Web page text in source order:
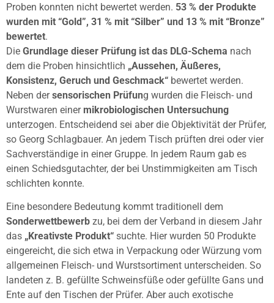
Proben konnten nicht bewertet werden. 53 % der Produkte
wurden mit “Gold”, 31 % mit “Silber” und 13 % mit “Bronze”
bewertet.
Die Grundlage dieser Prüfung ist das DLG-Schema nach
dem die Proben hinsichtlich „Aussehen, Äußeres,
Konsistenz, Geruch und Geschmack“ bewertet werden.
Neben dersensorischen Prüfung wurden die Fleisch- und
Wurstwaren einer mikrobiologischen Untersuchung
unterzogen. Entscheidend sei aber die Objektivität der Prüfer,
so Georg Schlagbauer. An jedem Tisch prüften drei oder vier
Sachverständige in einer Gruppe. In jedem Raum gab es
einen Schiedsgutachter, der bei Unstimmigkeiten am Tisch
schlichten konnte.
Eine besondere Bedeutung kommt traditionell dem
Sonderwettbewerb zu, bei dem der Verband in diesem Jahr
das „Kreativste Produkt“ suchte. Hier wurden 50 Produkte
eingereicht, die sich etwa in Verpackung oder Würzung vom
allgemeinen Fleisch- und Wurstsortiment unterscheiden. So
landeten z. B. gefüllte Schweinsfüße oder gefüllte Gans und
Ente auf den Tischen der Prüfer. Aber auch exotische